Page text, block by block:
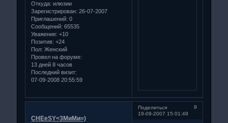
Откуда: илюзии
Зарегистрирован: 26-07-2007
Приглашений: 0
Сообщений: 65535
Уважение: +10
Позитив: +24
Пол: Женский
Провел на форуме:
13 дней 8 часов
Последний визит:
07-09-2008 20:55:59
Поделиться
9
19-09-2007 15:01:49
CHEeSY<3МиМи=)